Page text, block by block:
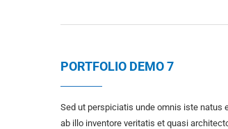
PORTFOLIO DEMO 7
Sed ut perspiciatis unde omnis iste natus
ab illo inventore veritatis et quasi